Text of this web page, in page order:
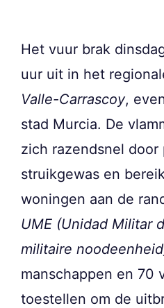
Het vuur brak
uur uit in het
Valle-Carrascoy,
stad Murcia. De
zich razendsnel door
struikgewas en
woningen aan de
UME (Unidad Militar
militaire
manschappen en 70
toestellen om de